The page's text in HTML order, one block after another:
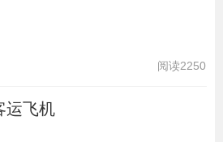
阅读2250
运飞机